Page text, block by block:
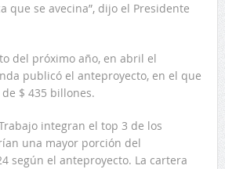
que se avecina”, dijo el Presidente
del próximo año, en abril el
publicó el anteproyecto, en el que
$ 435 billones.
integran el top 3 de los
una mayor porción del
según el anteproyecto. La cartera